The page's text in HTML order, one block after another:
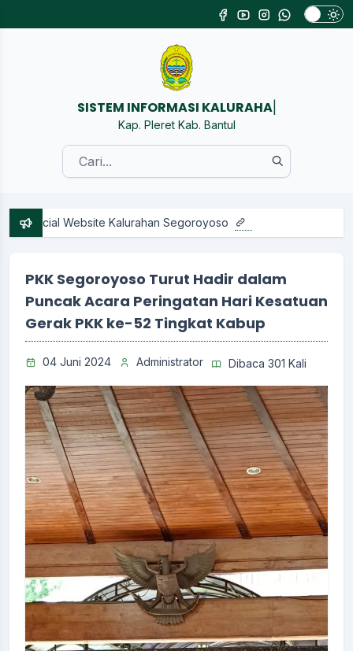
|
Kap. Pleret Kab. Bantul
Kalurahan Segoroyoso
PKK Segoroyoso Turut Hadir dalam
Puncak Acara Peringatan Hari Kesatuan
Gerak PKK ke-52 Tingkat Kabup
04 Juni 2024 Administrator Dibaca 301 Kali